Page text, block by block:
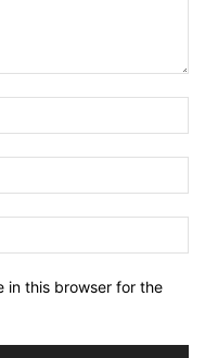
in this browser for the